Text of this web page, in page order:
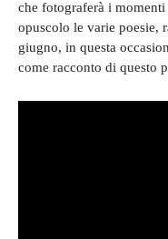
che fotograferà i
opuscolo le varie poesie,
giugno, in questa
come racconto di questo